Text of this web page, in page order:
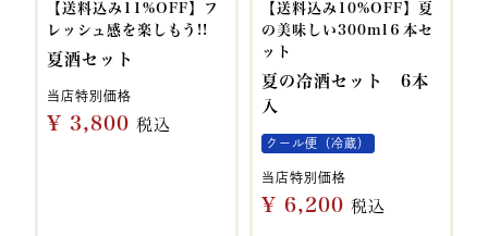
【送料込み11%OFF】フ
レッシュ感を楽しもう!!
夏酒セット
当店特別価格
¥ 3,800 税込
【送料込み10%OFF】夏
の美味しい300ml６本セ
ット
夏の冷酒セット 6本
入
クール便（冷蔵）
当店特別価格
¥ 6,200 税込